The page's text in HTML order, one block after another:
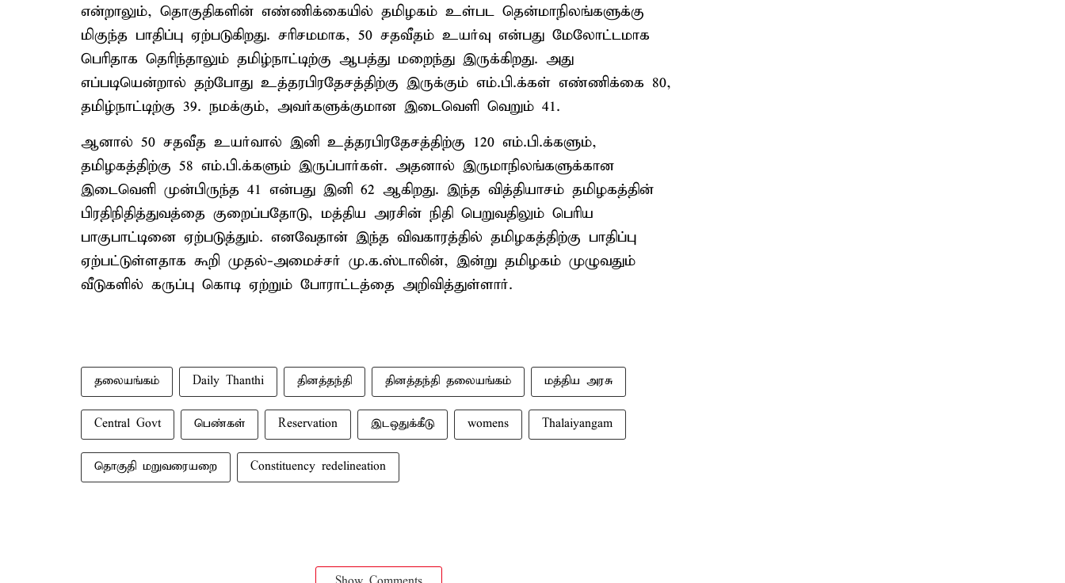
என்றாலும், தொகுதிகளின் எண்ணிக்கையில் தமிழகம் உள்பட தென்மாநிலங்களுக்கு
மிகுந்த பாதிப்பு ஏற்படுகிறது. சரிசமமாக, 50 சதவீதம் உயர்வு என்பது மேலோட்டமாக
பெரிதாக தெரிந்தாலும் தமிழ்நாட்டிற்கு ஆபத்து மறைந்து இருக்கிறது. அது
எப்படியென்றால் தற்போது உத்தரபிரதேசத்திற்கு இருக்கும் எம்.பி.க்கள் எண்ணிக்கை 80,
தமிழ்நாட்டிற்கு 39. நமக்கும், அவர்களுக்குமான இடைவெளி வெறும் 41.
ஆனால் 50 சதவீத உயர்வால் இனி உத்தரபிரதேசத்திற்கு 120 எம்.பி.க்களும்,
தமிழகத்திற்கு 58 எம்.பி.க்களும் இருப்பார்கள். அதனால் இருமாநிலங்களுக்கான
இடைவெளி முன்பிருந்த 41 என்பது இனி 62 ஆகிறது. இந்த வித்தியாசம் தமிழகத்தின்
பிரதிநிதித்துவத்தை குறைப்பதோடு, மத்திய அரசின் நிதி பெறுவதிலும் பெரிய
பாகுபாட்டினை ஏற்படுத்தும். எனவேதான் இந்த விவகாரத்தில் தமிழகத்திற்கு பாதிப்பு
ஏற்பட்டுள்ளதாக கூறி முதல்-அமைச்சர் மு.க.ஸ்டாலின், இன்று தமிழகம் முழுவதும்
வீடுகளில் கருப்பு கொடி ஏற்றும் போராட்டத்தை அறிவித்துள்ளார்.
தலையங்கம் Daily Thanthi தினத்தந்தி தினத்தந்தி தலையங்கம் மத்திய அரசு
Central Govt பெண்கள் Reservation இடஒதுக்கீடு womens Thalaiyangam
தொகுதி மறுவரையறை Constituency redelineation